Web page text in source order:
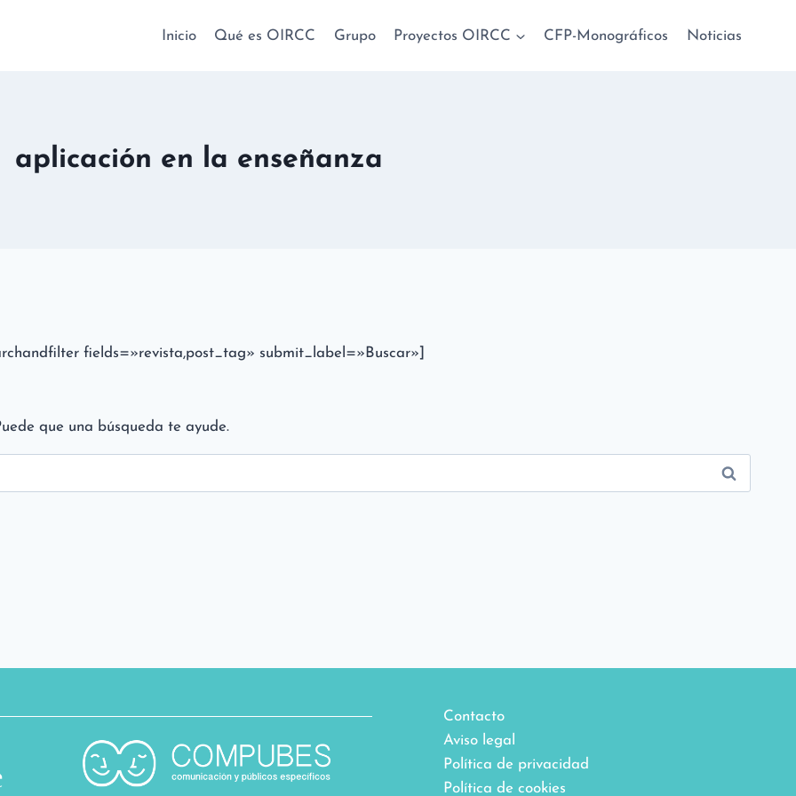
Inicio Qué es OIRCC Grupo Proyectos OIRCC CFP-Monográficos Noticias
aplicación en la enseñanza
fields=»revista,post_tag» submit_label=»Buscar»]
que una búsqueda te ayude.
Contacto
Aviso legal
Política de privacidad
Política de cookies